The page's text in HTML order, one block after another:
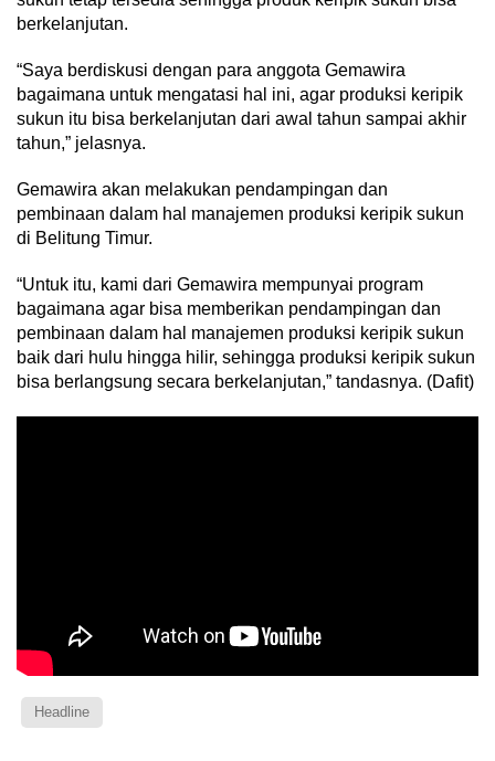
berkelanjutan.
“Saya berdiskusi dengan para anggota Gemawira
bagaimana untuk mengatasi hal ini, agar produksi keripik
sukun itu bisa berkelanjutan dari awal tahun sampai akhir
tahun,” jelasnya.
Gemawira akan melakukan pendampingan dan
pembinaan dalam hal manajemen produksi keripik sukun
di Belitung Timur.
“Untuk itu, kami dari Gemawira mempunyai program
bagaimana agar bisa memberikan pendampingan dan
pembinaan dalam hal manajemen produksi keripik sukun
baik dari hulu hingga hilir, sehingga produksi keripik sukun
bisa berlangsung secara berkelanjutan,” tandasnya. (Dafit)
Headline